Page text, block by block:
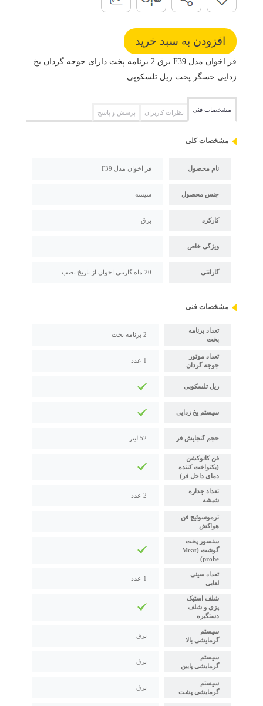
فر اخوان مدل F39 برق 2 برنامه پخت دارای جوجه گردان یخ
زدایی حسگر پخت ریل تلسکوپی
مشخصات فنی نظرات کاربران پرسش و پاسخ
مشخصات کلی
نام محصول فر اخوان مدل F39
جنس محصول شیشه
کارکرد برق
ویژگی خاص
گارانتی 20 ماه گارنتی اخوان از تاریخ نصب
مشخصات فنی
تعداد برنامه
پخت
2 برنامه پخت
تعداد موتور
جوجه گردان
1 عدد
ریل تلسکوپی
سیستم یخ زدایی
حجم گنجایش فر 52 لیتر
فن کانوکشن
(یکنواخت کننده
دمای داخل فر)
تعداد جداره
شیشه
2 عدد
ترموسوئیچ فن
هواکش
سنسور پخت
گوشت (Meat
probe)
تعداد سینی
لعابی
1 عدد
شلف استیک
پزی و شلف
دستگیره
سیستم
گرمایشی بالا
برق
سیستم
گرمایشی پایین
برق
سیستم
گرمایشی پشت
برق